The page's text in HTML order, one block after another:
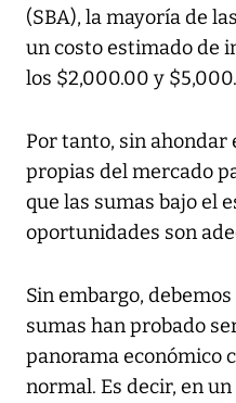
(SBA), la mayoría de
un costo estimado de
los $2,000.00 y
Por tanto, sin ahondar
propias del mercado
que las sumas bajo el
oportunidades son
Sin embargo,
sumas han probado
panorama económico
normal. Es decir, en